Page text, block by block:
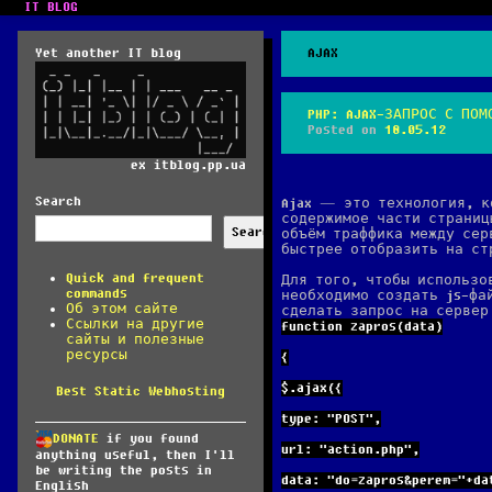
IT BLOG
Yet another IT blog
ex itblog.pp.ua
Search
Search
Quick and frequent
commands
Об этом сайте
Ссылки на другие
сайты и полезные
ресурсы
Best Static Webhosting
DONATE if you found
anything useful, then I'll
be writing the posts in
English
AJAX
PHP: AJAX-ЗАПРОС С
Posted on 18.05.12
Ajax — это технология,
содержимое части
объём траффика между
быстрее отобразить на
Для того, чтобы
необходимо создать js-
сделать запрос на
function zapros(data)
{
$.ajax({
type: "POST",
url: "action.php",
data: